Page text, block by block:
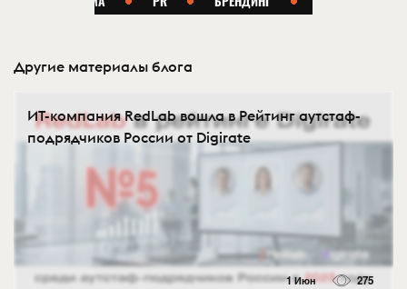
Другие материалы блога
ИТ-компания RedLab вошла в Рейтинг аутстаф-
подрядчиков России от Digirate
1 Июн 275